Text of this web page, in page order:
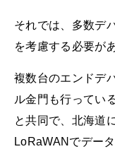
それでは、多数デ
を考慮する必要が
複数台のエンドデ
ル金門も行ってい
と共同で、北海道
LoRaWANでデー